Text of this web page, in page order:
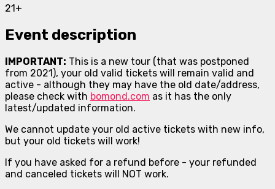
21+
Event description
IMPORTANT: This is a new tour (that was postponed
from 2021), your old valid tickets will remain valid and
active - although they may have the old date/address,
please check with bomond.com as it has the only
latest/updated information.
We cannot update your old active tickets with new info,
but your old tickets will work!
If you have asked for a refund before - your refunded
and canceled tickets will NOT work.